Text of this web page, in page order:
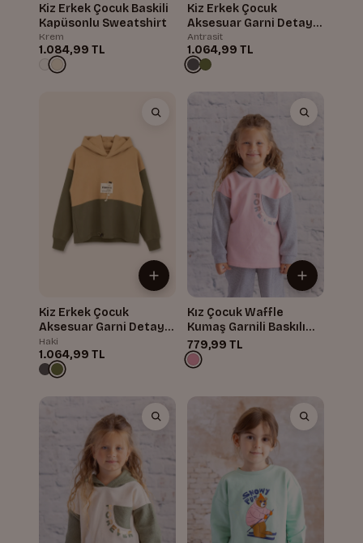
Kiz Erkek Çocuk Baskili
Kapüsonlu Sweatshirt
Krem
1.084,99 TL
Kiz Erkek Çocuk
Aksesuar Garni Detayli
Sweatshirt
Antrasit
1.064,99 TL
Kiz Erkek Çocuk
Aksesuar Garni Detayli
Sweatshirt
Haki
1.064,99 TL
Kız Çocuk Waffle
Kumaş Garnili Baskılı
Sweatshirt
779,99 TL